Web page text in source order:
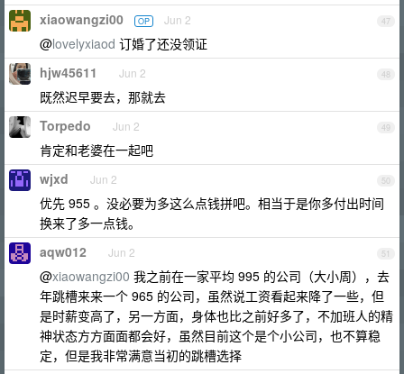
47
xiaowangzi00 OP Jun 2
@lovelyxiaod 订婚了还没领证
48
hjw45611 Jun 2
既然迟早要去，那就去
49
Torpedo Jun 2
肯定和老婆在一起吧
50
wjxd Jun 2
优先 955 。没必要为多这么点钱拼吧。相当于是你多付出时间
换来了多一点钱。
51
aqw012 Jun 2
@xiaowangzi00 我之前在一家平均 995 的公司（大小周），去
年跳槽来来一个 965 的公司，虽然说工资看起来降了一些，但
是时薪变高了，另一方面，身体也比之前好多了，不加班人的精
神状态方方面面都会好，虽然目前这个是个小公司，也不算稳
定，但是我非常满意当初的跳槽选择